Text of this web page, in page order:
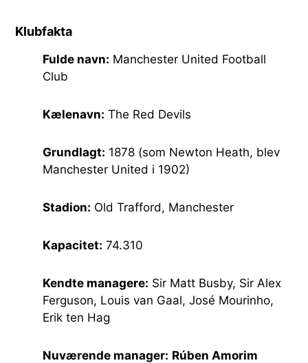
Klubfakta
Fulde navn: Manchester United Football
Club
Kælenavn: The Red Devils
Grundlagt: 1878 (som Newton Heath, blev
Manchester United i 1902)
Stadion: Old Trafford, Manchester
Kapacitet: 74.310
Kendte managere: Sir Matt Busby, Sir Alex
Ferguson, Louis van Gaal, José Mourinho,
Erik ten Hag
Nuværende manager: Rúben Amorim